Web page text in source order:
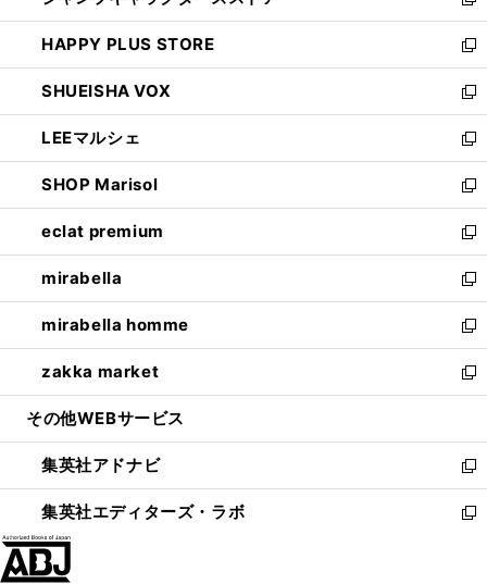
ン
ド
ウ
で
開
く
ウ
ィ
ン
ド
ウ
で
開
く
し
い
ウ
ィ
ン
ド
ウ
で
開
く
HAPPY PLUS STORE
新
し
い
ウ
ィ
ン
ド
ウ
で
開
く
SHUEISHA VOX
新
し
い
ウ
ィ
ン
ド
ウ
で
開
く
LEEマルシェ
新
し
い
ウ
ィ
ン
ド
ウ
で
開
く
SHOP Marisol
新
し
い
ウ
ィ
ン
ド
ウ
で
開
eclat premium
新
し
い
ウ
ィ
ン
ド
ウ
開
く
mirabella
新
し
い
ウ
ィ
ン
ウ
で
開
く
mirabella homme
新
し
い
ウ
ン
ド
ウ
で
zakka market
新
し
ウ
ィ
ン
ド
その他WEBサービス
集英社アドナビ
新
し
い
集英社エディターズ・ラボ
新